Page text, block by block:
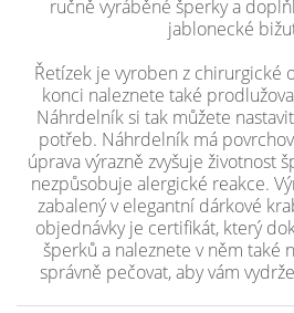
ručně vyráběné šperky a
jablonecké
Řetízek je vyroben z chirurgické
konci naleznete také
Náhrdelník si tak můžete
potřeb. Náhrdelník má
úprava výrazně zvyšuje životnost
nezpůsobuje alergické reakce.
zabalený v elegantní dárkové
objednávky je certifikát, který
šperků a naleznete v něm také
správně pečovat, aby vám